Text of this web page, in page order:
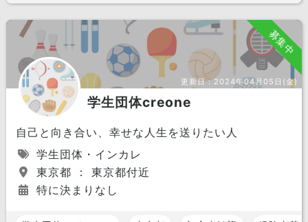
募集中
更新日：2024年04月05日(金)
学生団体creone
自己と向き合い、幸せな人生を送りたい人
学生団体・インカレ
東京都 ： 東京都付近
特に決まりなし